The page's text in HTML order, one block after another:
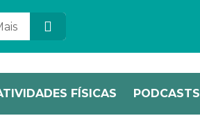
FÍSICAS PODCASTS